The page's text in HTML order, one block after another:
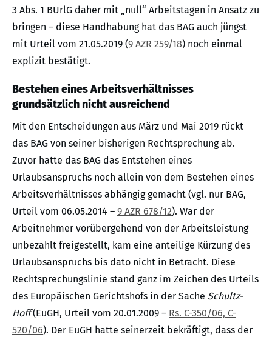
3 Abs. 1 BUrlG daher mit „null“ Arbeitstagen in Ansatz zu
bringen – diese Handhabung hat das BAG auch jüngst
mit Urteil vom 21.05.2019 (9 AZR 259/18) noch einmal
explizit bestätigt.
Bestehen eines Arbeitsverhältnisses
grundsätzlich nicht ausreichend
Mit den Entscheidungen aus März und Mai 2019 rückt
das BAG von seiner bisherigen Rechtsprechung ab.
Zuvor hatte das BAG das Entstehen eines
Urlaubsanspruchs noch allein von dem Bestehen eines
Arbeitsverhältnisses abhängig gemacht (vgl. nur BAG,
Urteil vom 06.05.2014 – 9 AZR 678/12). War der
Arbeitnehmer vorübergehend von der Arbeitsleistung
unbezahlt freigestellt, kam eine anteilige Kürzung des
Urlaubsanspruchs bis dato nicht in Betracht. Diese
Rechtsprechungslinie stand ganz im Zeichen des Urteils
des Europäischen Gerichtshofs in der Sache Schultz-
Hoff(EuGH, Urteil vom 20.01.2009 – Rs. C-350/06, C-
520/06). Der EuGH hatte seinerzeit bekräftigt, dass der